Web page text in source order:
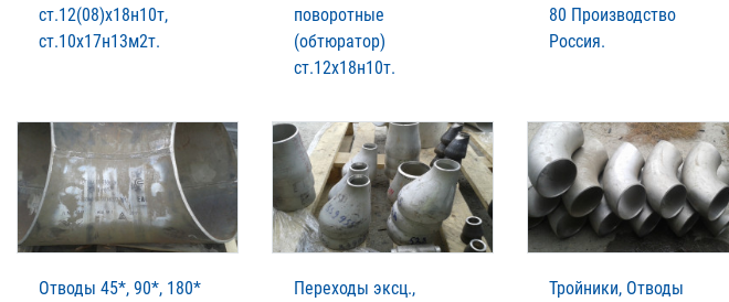
ст.12(08)х18н10т,
ст.10х17н13м2т.
поворотные
(обтюратор)
ст.12х18н10т.
80 Производство
Россия.
Отводы 45*, 90*, 180*
Переходы эксц.,
Тройники, Отводы